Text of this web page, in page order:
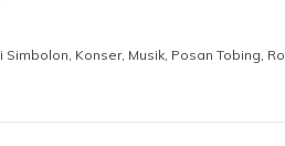
Simbolon Konser, Musik Posan Tobing